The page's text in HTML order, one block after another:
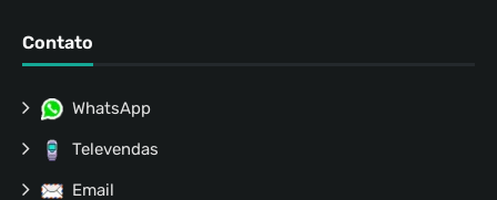
Contato
WhatsApp
Televendas
Email